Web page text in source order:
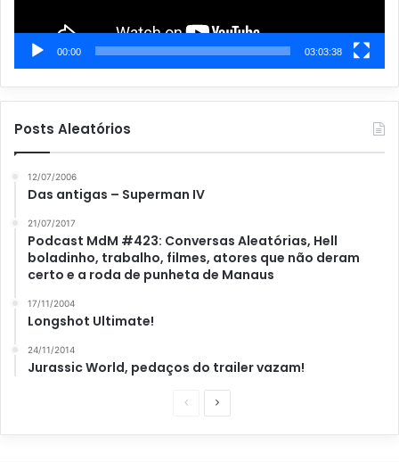
00:00 03:03:38
Posts Aleatórios
12/07/2006
Das antigas – Superman IV
21/07/2017
Podcast MdM #423: Conversas Aleatórias, Hell
boladinho, trabalho, filmes, atores que não deram
certo e a roda de punheta de Manaus
17/11/2004
Longshot Ultimate!
24/11/2014
Jurassic World, pedaços do trailer vazam!